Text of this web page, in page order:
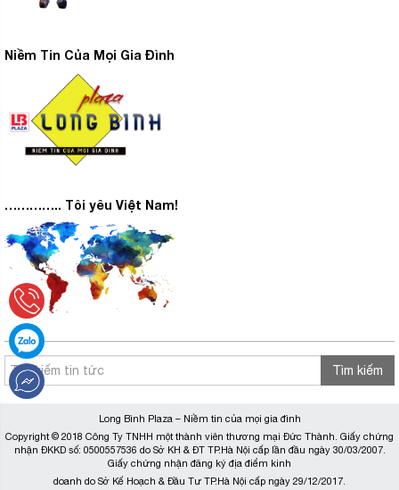
Niềm Tin Của Mọi Gia Đình
………….. Tôi yêu Việt Nam!
Tìm kiếm
Long Bình Plaza – Niềm tin của mọi gia đình
Copyright © 2018 Công Ty TNHH một thành viên thương mại Đức Thành. Giấy chứng
nhận ĐKKD số: 0500557536 do Sở KH & ĐT TP.Hà Nội cấp lần đầu ngày 30/03/2007.
Giấy chứng nhận đăng ký địa điểm kinh
doanh do Sở Kế Hoạch & Đầu Tư TP.Hà Nội cấp ngày 29/12/2017.